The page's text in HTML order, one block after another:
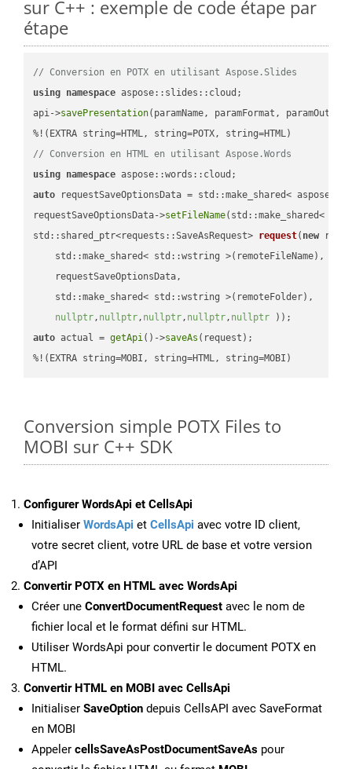
sur C++ : exemple de code étape par
étape
// Conversion en POTX en utilisant Aspose.Slides
using namespace aspose::slides::cloud;
api->savePresentation(paramName, paramFormat,
// Conversion en HTML en utilisant Aspose.Words
using namespace
auto requestSaveOptionsData = std::make_shared<
requestSaveOptionsData->setFileName(std::make_shared<
std::shared_ptr<requests::SaveAsRequest> request( new
    std::make_shared< std::wstring >(remoteFileName),
    requestSaveOptionsData,
    std::make_shared< std::wstring >(remoteFolder),
nullptr, nullptr, nullptr, nullptr, nullptr ))
auto actual = getApi()->saveAs (request);
%!(EXTRA string=MOBI, string=HTML, string=MOBI)
Conversion simple POTX Files to
MOBI sur C++ SDK
Configurer WordsApi et CellsApi
Initialiser WordsApi et CellsApi avec votre ID client,
votre secret client, votre URL de base et votre version
d’API
Convertir POTX en HTML avec WordsApi
Créer une ConvertDocumentRequest avec le nom de
fichier local et le format défini sur HTML.
Utiliser WordsApi pour convertir le document POTX en
HTML.
Convertir HTML en MOBI avec CellsApi
Initialiser SaveOption depuis CellsAPI avec SaveFormat
en MOBI
Appeler cellsSaveAsPostDocumentSaveAs pour